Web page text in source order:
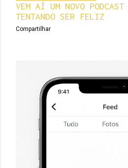
VEM AÍ UM NOVO
TENTANDO SER FELIZ
Compartilhar